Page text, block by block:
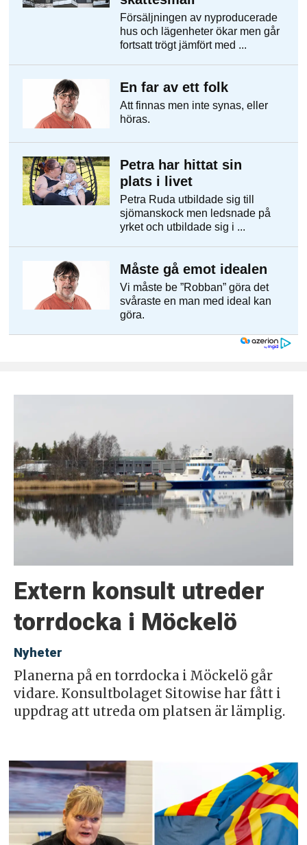
Extern konsult utreder
torrdocka i Möckelö
Nyheter
Planerna på en torrdocka i Möckelö går
vidare. Konsultbolaget Sitowise har fått i
uppdrag att utreda om platsen är lämplig.